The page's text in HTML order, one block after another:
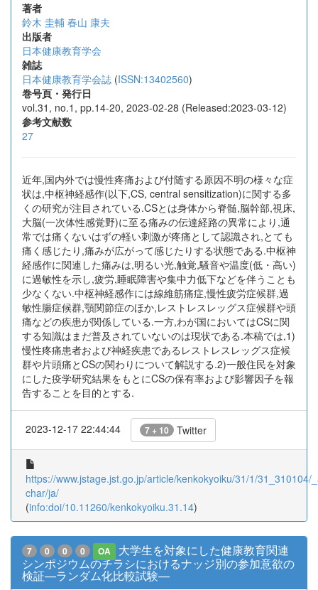
著者
鈴木 圭輔 春山 康夫
出版者
日本健康教育学会
雑誌
日本健康教育学会誌 (ISSN:13402560)
巻号頁・発行日
vol.31, no.1, pp.14-20, 2023-02-28 (Released:2023-03-12)
参考文献数
27
近年,国内外では慢性疼痛および付随する原因不明の様々な症
状は,中枢神経感作(以下,CS, central sensitization)に関する多
くの研究が注目されている.CSとは身体から脊髄,脳幹部,視床,
大脳(一次体性感覚野)に至る痛みの伝達経路の異常により,通
常では痛くないはずの軽い刺激が疼痛として認識され,とても
痛く感じたり,痛みが広がって感じたりする状態である.中枢神
経感作に関連した痛みは,明るい光,触覚,騒音や温度(低・高い)
に過敏性を示し,疲労,睡眠障害や集中力低下などを伴うことも
少なくない.中枢神経感作には線維筋痛症,慢性疲労症候群,過
敏性腸症候群,顎関節症のほか,レストレスレッグス症候群や頭
痛などの疾患が関係している.一方,わが国においてはCSに関
する知識はまだ普及されていないのは現状である.本稿では,1)
慢性疼痛患者および神経疾患であるレストレスレッグス症候
群や片頭痛とCSの関わりについて解説する.2)一般住民を対象
にした疫学研究結果をもとにCSの保有率および影響因子を報
告することを目的とする.
2023-12-17 22:44:44 7 + 10 Twitter
https://www.jstage.jst.go.jp/article/kenkokyoiku/31/1/31_310104/
char/ja/
(info:doi/10.11260/kenkokyoiku.31.14)
7 0 0 0 OA
大学生を対象にした健康教育関連
シンポジウムのチラシにおけるナッジ別の参加意欲の
検証—ランダム化比較試験—